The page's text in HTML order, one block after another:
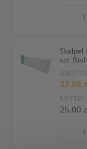
Skalpel
szt.
BRUTTO
27.00
NETTO
25.00